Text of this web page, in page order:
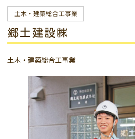
土木・建築総合工事業
郷土建設㈱
土木・建築総合工事業